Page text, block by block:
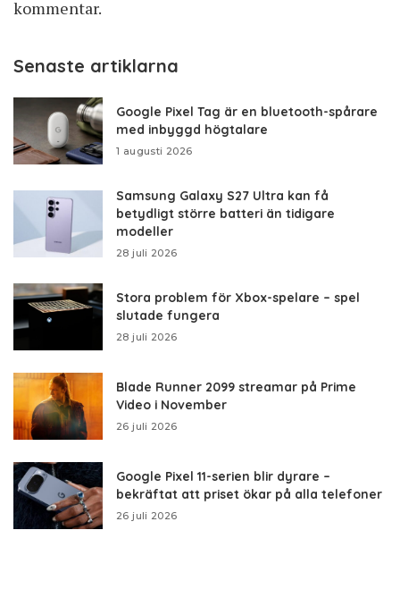
kommentar.
Senaste artiklarna
Google Pixel Tag är en bluetooth-spårare
med inbyggd högtalare
1 augusti 2026
Samsung Galaxy S27 Ultra kan få
betydligt större batteri än tidigare
modeller
28 juli 2026
Stora problem för Xbox-spelare – spel
slutade fungera
28 juli 2026
Blade Runner 2099 streamar på Prime
Video i November
26 juli 2026
Google Pixel 11-serien blir dyrare –
bekräftat att priset ökar på alla telefoner
26 juli 2026